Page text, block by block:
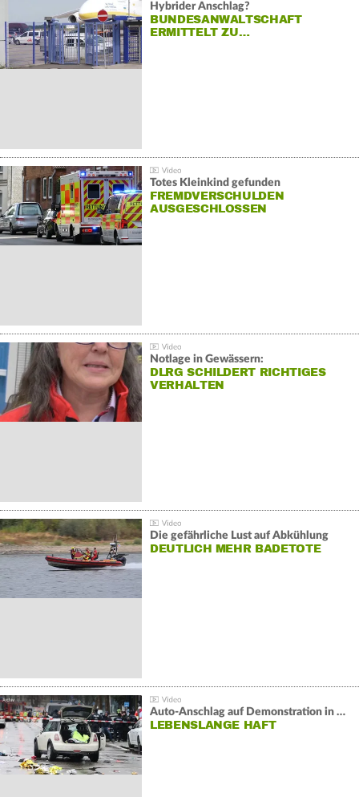
Hybrider Anschlag?
BUNDESANWALTSCHAFT
ERMITTELT ZU…
Totes Kleinkind gefunden
FREMDVERSCHULDEN
AUSGESCHLOSSEN
Notlage in Gewässern:
DLRG SCHILDERT RICHTIGES
VERHALTEN
Die gefährliche Lust auf Abkühlung
DEUTLICH MEHR BADETOTE
Auto-Anschlag auf Demonstration in München:
LEBENSLANGE HAFT